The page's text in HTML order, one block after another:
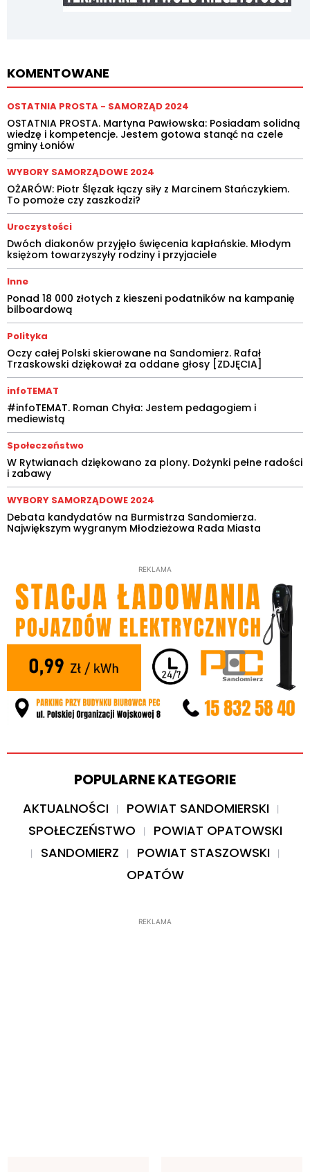
KOMENTOWANE
OSTATNIA PROSTA - SAMORZĄD 2024
OSTATNIA PROSTA. Martyna Pawłowska: Posiadam solidną
wiedzę i kompetencje. Jestem gotowa stanąć na czele
gminy Łoniów
WYBORY SAMORZĄDOWE 2024
OŻARÓW: Piotr Ślęzak łączy siły z Marcinem Stańczykiem.
To pomoże czy zaszkodzi?
Uroczystości
Dwóch diakonów przyjęło święcenia kapłańskie. Młodym
księżom towarzyszyły rodziny i przyjaciele
Inne
Ponad 18 000 złotych z kieszeni podatników na kampanię
bilboardową
Polityka
Oczy całej Polski skierowane na Sandomierz. Rafał
Trzaskowski dziękował za oddane głosy [ZDJĘCIA]
infoTEMAT
#infoTEMAT. Roman Chyła: Jestem pedagogiem i
mediewistą
Społeczeństwo
W Rytwianach dziękowano za plony. Dożynki pełne radości
i zabawy
WYBORY SAMORZĄDOWE 2024
Debata kandydatów na Burmistrza Sandomierza.
Największym wygranym Młodzieżowa Rada Miasta
REKLAMA
POPULARNE KATEGORIE
AKTUALNOŚCI
POWIAT SANDOMIERSKI
SPOŁECZEŃSTWO
POWIAT OPATOWSKI
SANDOMIERZ
POWIAT STASZOWSKI
OPATÓW
REKLAMA